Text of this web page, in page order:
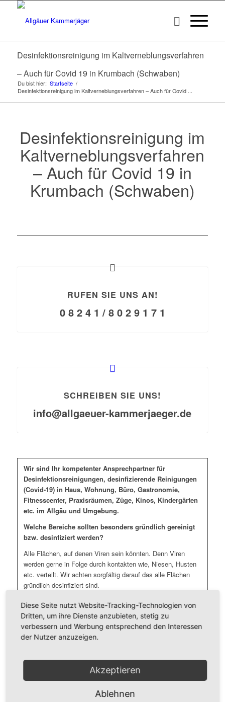
Desinfektionsreinigung im Kaltverneblungsverfahren
– Auch für Covid 19 in Krumbach (Schwaben)
Du bist hier: Startseite /
Desinfektionsreinigung im Kaltverneblungsverfahren – Auch für Covid ...
Desinfektionsreinigung im
Kaltverneblungsverfahren
– Auch für Covid 19 in
Krumbach (Schwaben)
RUFEN SIE UNS AN!
0 8 2 4 1 / 8 0 2 9 1 7 1
SCHREIBEN SIE UNS!
info@allgaeuer-kammerjaeger.de
Wir sind Ihr kompetenter Ansprechpartner für
Desinfektionsreinigungen, desinfizierende Reinigungen
(Covid-19) in Haus, Wohnung, Büro, Gastronomie,
Fitnesscenter, Praxisräumen, Züge, Kinos, Kindergärten
etc. im Allgäu und Umgebung.
Welche Bereiche sollten besonders gründlich gereinigt
bzw. desinfiziert werden?
Alle Flächen, auf denen Viren sein könnten. Denn Viren
werden gerne in Folge durch kontakten wie, Niesen, Husten
etc. verteilt. Wir achten sorgfältig darauf das alle Flächen
gründlich desinfiziert sind.
Da sich Viren für mehrere Tage auf Oberflächen halten kann.
Wir empfehlen folgende Maßnahmen:
Türklinken, Türgriffe, Fenstergriffe, Handläufe und Treppen
Umkleiden
Lichtschalter und Heizungsthermostate
Diese Seite nutzt Website-Tracking-Technologien von
Dritten, um ihre Dienste anzubieten, stetig zu
verbessern und Werbung entsprechend den Interessen
der Nutzer anzuzeigen.
Akzeptieren
Ablehnen